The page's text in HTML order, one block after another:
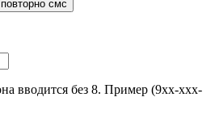
вводится без 8. Пример (9хх-ххх-